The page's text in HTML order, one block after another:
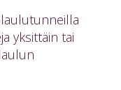
yksittäin tai